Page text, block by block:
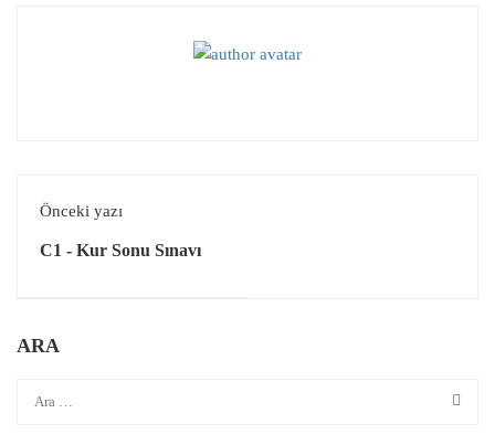
Önceki yazı
C1 - Kur Sonu Sınavı
ARA